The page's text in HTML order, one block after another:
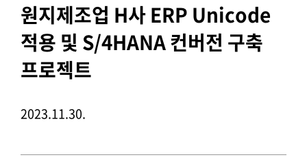
원지제조업 H사 ERP Unicode
적용 및 S/4HANA 컨버전 구축
프로젝트
2023.11.30.